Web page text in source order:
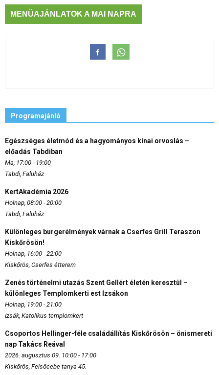
MENÜAJÁNLATOK A MAI NAPRA
Programajánló
Egészséges életmód és a hagyományos kínai orvoslás –
előadás Tabdiban
Ma, 17:00 - 19:00
Tabdi, Faluház
KertAkadémia 2026
Holnap, 08:00 - 20:00
Tabdi, Faluház
Különleges burgerélmények várnak a Cserfes Grill Teraszon
Kiskőrösön!
Holnap, 16:00 - 22:00
Kiskőrös, Cserfes étterem
Zenés történelmi utazás Szent Gellért életén keresztül –
különleges Templomkerti est Izsákon
Holnap, 19:00 - 21:00
Izsák, Katolikus templomkert
Csoportos Hellinger-féle családállítás Kiskőrösön – önismereti
nap Takács Reával
2026. augusztus 09. 10:00 - 17:00
Kiskőrös, Felsőcebe tanya 45.